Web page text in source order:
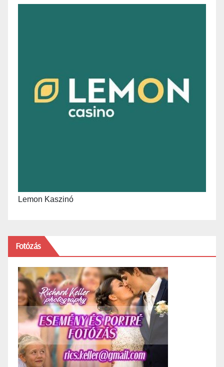
Lemon Kaszinó
Fotózás